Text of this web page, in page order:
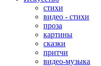
стихи
видео - стихи
проза
картины
сказки
притчи
видео-музыка